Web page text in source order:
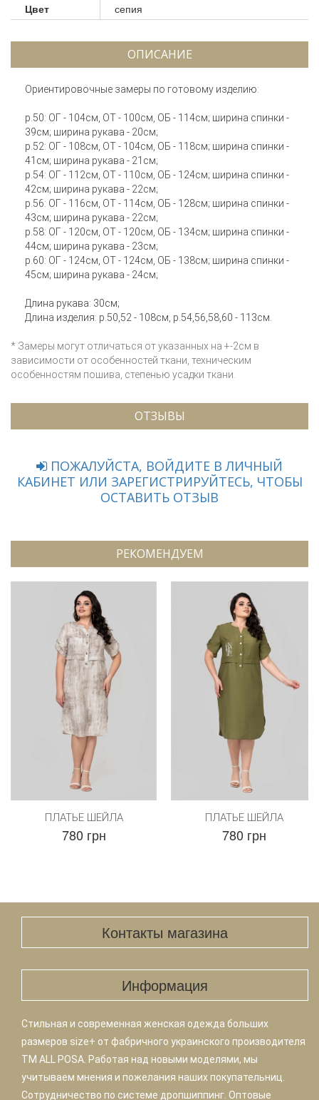
Цвет сепия
ОПИСАНИЕ
Ориентировочные замеры по готовому изделию:
р.50: ОГ - 104см, ОТ - 100см, ОБ - 114см; ширина спинки -
39см; ширина рукава - 20см;
р.52: ОГ - 108см, ОТ - 104см, ОБ - 118см; ширина спинки -
41см; ширина рукава - 21см;
р.54: ОГ - 112см, ОТ - 110см, ОБ - 124см; ширина спинки -
42см; ширина рукава - 22см;
р.56: ОГ - 116см, ОТ - 114см, ОБ - 128см; ширина спинки -
43см; ширина рукава - 22см;
р.58: ОГ - 120см, ОТ - 120см, ОБ - 134см; ширина спинки -
44см; ширина рукава - 23см;
р.60: ОГ - 124см, ОТ - 124см, ОБ - 138см; ширина спинки -
45см; ширина рукава - 24см;
Длина рукава: 30см;
Длина изделия: р.50,52 - 108см, р.54,56,58,60 - 113см.
* Замеры могут отличаться от указанных на +-2см в
зависимости от особенностей ткани, техническим
особенностям пошива, степенью усадки ткани.
ОТЗЫВЫ
ПОЖАЛУЙСТА, ВОЙДИТЕ В ЛИЧНЫЙ
КАБИНЕТ ИЛИ ЗАРЕГИСТРИРУЙТЕСЬ, ЧТОБЫ
ОСТАВИТЬ ОТЗЫВ
РЕКОМЕНДУЕМ
ПЛАТЬЕ ШЕЙЛА
780 грн
ПЛАТЬЕ ШЕЙЛА
780 грн
Контакты магазина
Информация
Стильная и современная женская одежда больших
размеров size+ от фабричного украинского производителя
TM ALL POSA. Работая над новыми моделями, мы
учитываем мнения и пожелания наших покупательниц.
Сотрудничество по системе дропшиппинг. Оптовые